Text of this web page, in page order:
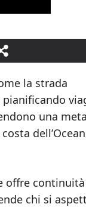
la strada
una meta
offre
chi si